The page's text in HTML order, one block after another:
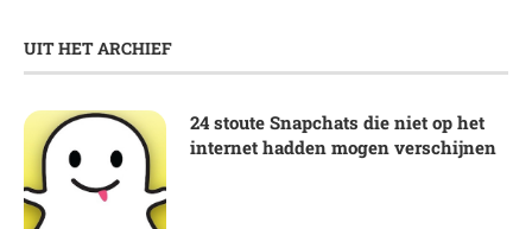
UIT HET ARCHIEF
24 stoute Snapchats die niet op het
internet hadden mogen verschijnen